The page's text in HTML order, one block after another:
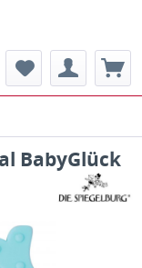
BabyGlück